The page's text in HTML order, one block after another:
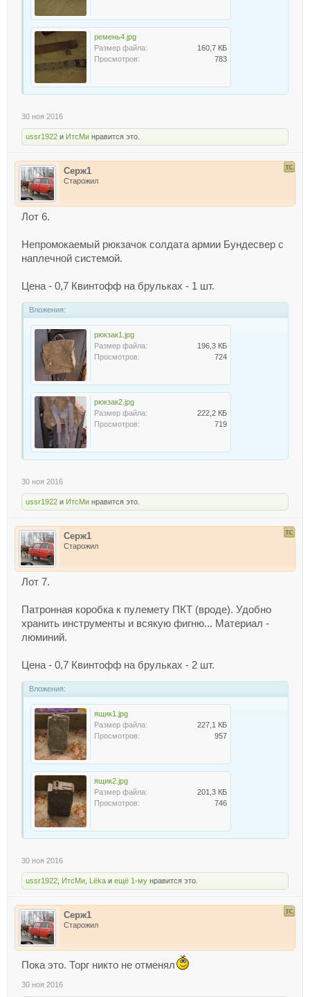
ремень4.jpg
Размер файла:
160,7 КБ
Просмотров:
783
30 ноя 2016
ussr1922 и ИтсМи нравится это.
Серж1
Старожил
Лот 6.
Непромокаемый рюкзачок солдата армии Бундесвер с
наплечной системой.
Цена - 0,7 Квинтофф на брульках - 1 шт.
Вложения:
рюкзак1.jpg
Размер файла:
196,3 КБ
Просмотров:
724
рюкзак2.jpg
Размер файла:
222,2 КБ
Просмотров:
719
30 ноя 2016
ussr1922 и ИтсМи нравится это.
Серж1
Старожил
Лот 7.
Патронная коробка к пулемету ПКТ (вроде). Удобно
хранить инструменты и всякую фигню... Материал -
люминий.
Цена - 0,7 Квинтофф на брульках - 2 шт.
Вложения:
ящик1.jpg
Размер файла:
227,1 КБ
Просмотров:
957
ящик2.jpg
Размер файла:
201,3 КБ
Просмотров:
746
30 ноя 2016
ussr1922 ИтсМи Lёka и ещё 1-му нравится это.
Серж1
Старожил
Пока это. Торг никто не отменял
30 ноя 2016